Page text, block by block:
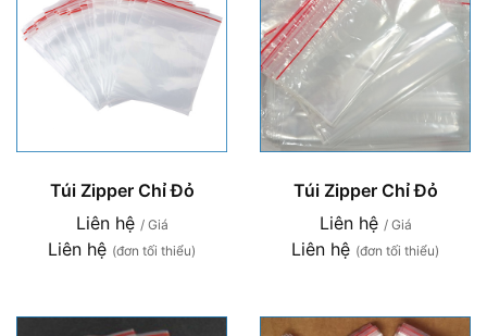
Túi Zipper Chỉ Đỏ
Liên hệ / Giá
Liên hệ (đơn tối thiểu)
Túi Zipper Chỉ Đỏ
Liên hệ / Giá
Liên hệ (đơn tối thiểu)